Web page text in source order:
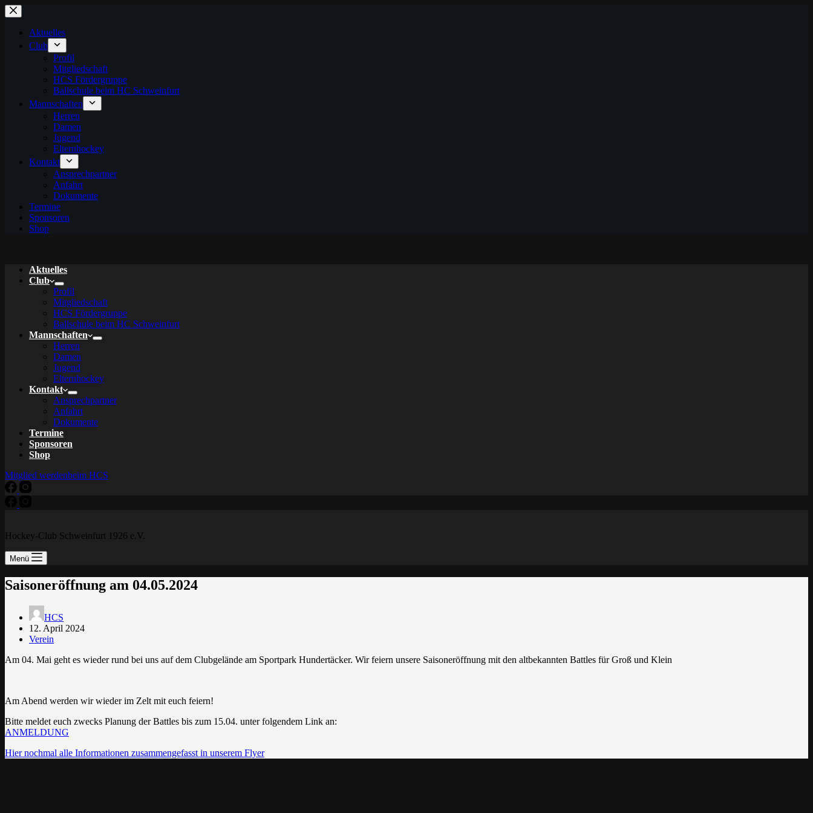
Zum
Inhalt
springenAktuelles
Club
Profil
Mitgliedschaft
HCS Fördergruppe
Ballschule beim HC Schweinfurt
Mannschaften
Herren
Damen
Jugend
Elternhockey
Kontakt
Ansprechpartner
Anfahrt
Dokumente
Termine
Sponsoren
Shop
Aktuelles
Club
Profil
Mitgliedschaft
HCS Fördergruppe
Ballschule beim HC Schweinfurt
Mannschaften
Herren
Damen
Jugend
Elternhockey
Kontakt
Ansprechpartner
Anfahrt
Dokumente
Termine
Sponsoren
Shop
Mitglied werdenbeim HCS
Hockey-Club Schweinfurt 1926 e.V.
Menü
Saisoneröffnung am 04.05.2024
HCS
12. April 2024
Verein
Am 04. Mai geht es wieder rund bei uns auf dem Clubgelände am Sportpark Hundertäcker. Wir feiern unsere Saisoneröffnung mit den altbekannten Battles für Groß und Klein
Am Abend werden wir wieder im Zelt mit euch feiern!
Bitte meldet euch zwecks Planung der Battles bis zum 15.04. unter folgendem Link an:
ANMELDUNG
Hier nochmal alle Informationen zusammengefasst in unserem Flyer